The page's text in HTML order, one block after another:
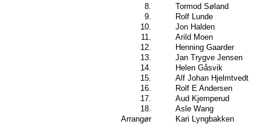
8.
Tormod Søland
9.
Rolf Lunde
10.
Jon Halden
11.
Arild Moen
12.
Henning Gaarder
13.
Jan Trygve Jensen
14.
Helen Gåsvik
15.
Alf Johan Hjelmtvedt
16.
Rolf E Andersen
17.
Aud Kjemperud
18.
Asle Wang
Arrangør
Kari Lyngbakken